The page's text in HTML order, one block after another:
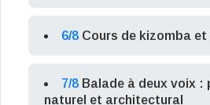
6/8 Cours de kizomba et
7/8 Balade à deux voix :
naturel et architectural